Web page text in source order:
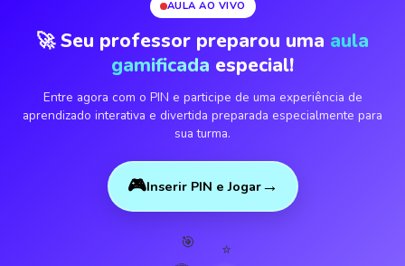
AULA AO VIVO
🚀 Seu professor preparou uma aula
gamificada especial!
Entre agora com o PIN e participe de uma experiência de
aprendizado interativa e divertida preparada especialmente para
sua turma.
🎮Inserir PIN e Jogar→
🎯
⭐